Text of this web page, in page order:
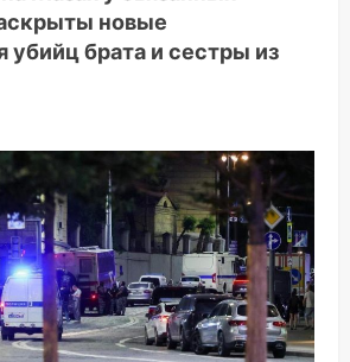
новые
убийц брата и сестры из